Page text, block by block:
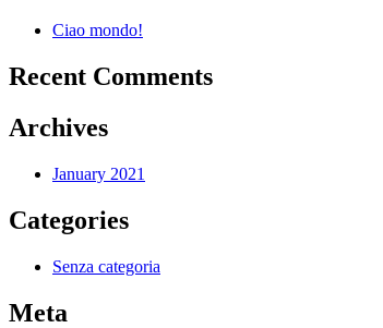
Ciao mondo!
Recent Comments
Archives
January 2021
Categories
Senza categoria
Meta